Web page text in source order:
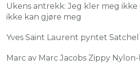
Ukens antrekk: Jeg kler meg ikke
ikke kan gjøre meg
Yves Saint Laurent pyntet Satchel
Marc av Marc Jacobs Zippy